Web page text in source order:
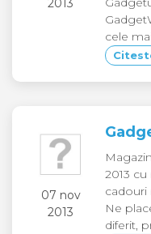
2013
cele
07 nov
2013
2013
cadouri
Ne
diferit,